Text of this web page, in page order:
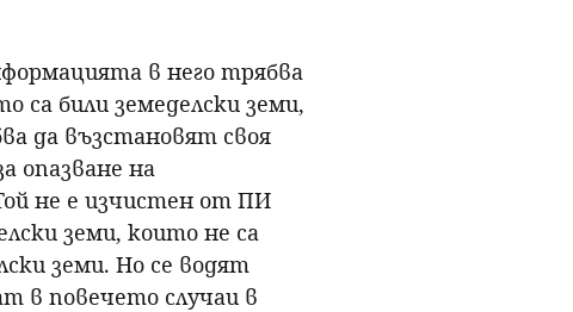
в него трябва
са били земеделски земи,
да възстановят своя
опазване на
не е изчистен от ПИ
земи, които не са
земи. Но се водят
в повечето случаи в